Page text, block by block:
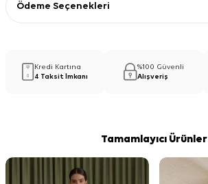
Ödeme Seçenekleri
Kredi Kartına
4 Taksit İmkanı
%100 Güvenli
Alışveriş
Tamamlayıcı Ürünler